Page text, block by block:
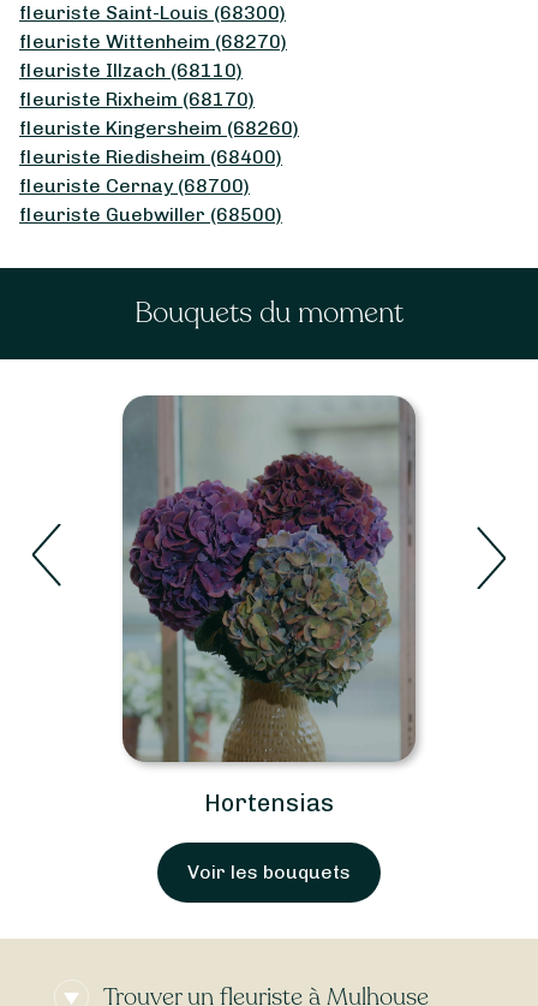
fleuriste Saint-Louis (68300)
fleuriste Wittenheim (68270)
fleuriste Illzach (68110)
fleuriste Rixheim (68170)
fleuriste Kingersheim (68260)
fleuriste Riedisheim (68400)
fleuriste Cernay (68700)
fleuriste Guebwiller (68500)
Bouquets du moment
Hortensias
Voir les bouquets
Trouver un fleuriste à Mulhouse